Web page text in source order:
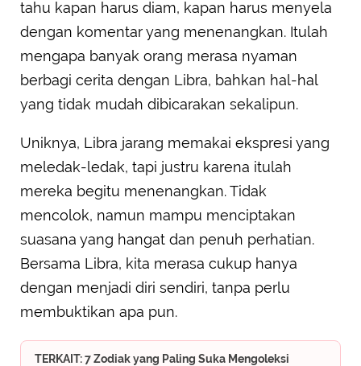
tahu kapan harus diam, kapan harus menyela
dengan komentar yang menenangkan. Itulah
mengapa banyak orang merasa nyaman
berbagi cerita dengan Libra, bahkan hal-hal
yang tidak mudah dibicarakan sekalipun.
Uniknya, Libra jarang memakai ekspresi yang
meledak-ledak, tapi justru karena itulah
mereka begitu menenangkan. Tidak
mencolok, namun mampu menciptakan
suasana yang hangat dan penuh perhatian.
Bersama Libra, kita merasa cukup hanya
dengan menjadi diri sendiri, tanpa perlu
membuktikan apa pun.
TERKAIT: 7 Zodiak yang Paling Suka Mengoleksi